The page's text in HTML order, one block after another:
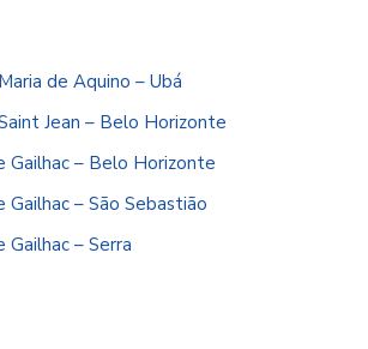
de Aquino – Ubá
Jean – Belo Horizonte
Gailhac – Belo Horizonte
– São Sebastião
– Serra